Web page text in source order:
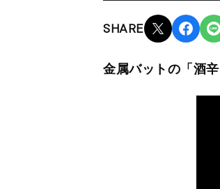
SHARE
金属バットの「酒